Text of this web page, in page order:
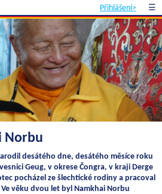
Přihlášení> ☰
Norbu
desátého dne, desátého měsíce roku
Geug, v okrese Čongra, v kraji Derge
pocházel ze šlechtické rodiny a pracoval
věku dvou let byl Namkhai Norbu